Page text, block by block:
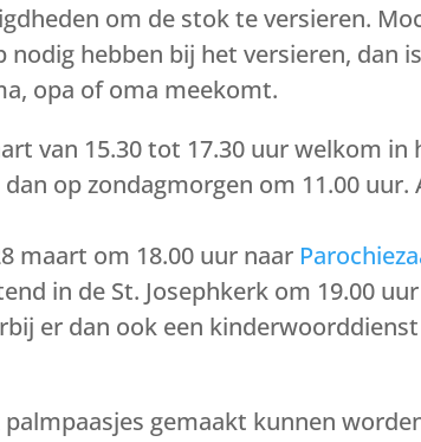
om de stok te versieren.
nodig hebben bij het versieren, dan
opa of oma meekomt.
van 15.30 tot 17.30 uur welkom in
dan op zondagmorgen om 11.00 uur.
maart om 18.00 uur naar
in de St. Josephkerk om 19.00
er dan ook een
gemaakt kunnen